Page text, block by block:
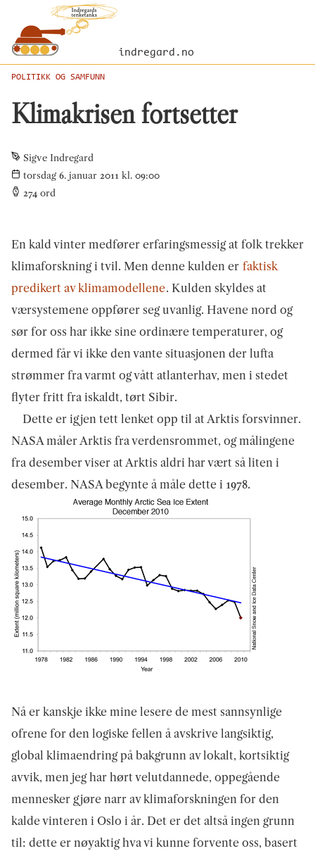
indregard.no
POLITIKK OG SAMFUNN
Klimakrisen fortsetter
Sigve Indregard
torsdag 6. januar 2011 kl. 09:00
274 ord
En kald vinter medfører erfaringsmessig at folk trekker
klimaforskning i tvil. Men denne kulden er faktisk
predikert av klimamodellene. Kulden skyldes at
værsystemene oppfører seg uvanlig. Havene nord og
sør for oss har ikke sine ordinære temperaturer, og
dermed får vi ikke den vante situasjonen der lufta
strømmer fra varmt og vått atlanterhav, men i stedet
flyter fritt fra iskaldt, tørt Sibir.
Dette er igjen tett lenket opp til at Arktis forsvinner.
NASA måler Arktis fra verdensrommet, og målingene
fra desember viser at Arktis aldri har vært så liten i
desember. NASA begynte å måle dette i 1978.
Nå er kanskje ikke mine lesere de mest sannsynlige
ofrene for den logiske fellen å avskrive langsiktig,
global klimaendring på bakgrunn av lokalt, kortsiktig
avvik, men jeg har hørt velutdannede, oppegående
mennesker gjøre narr av klimaforskningen for den
kalde vinteren i Oslo i år. Det er det altså ingen grunn
til: dette er nøyaktig hva vi kunne forvente oss, basert